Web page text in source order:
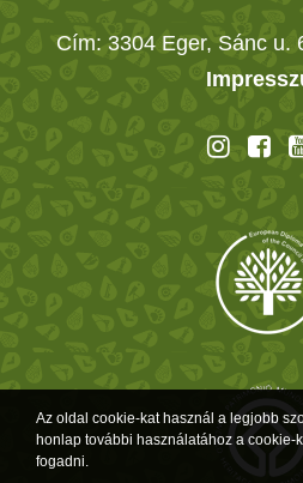
Cím: 3304 Eger, Sánc u.
Az oldal cookie-kat használ a legjobb
honlap további használatához a cookie-
fogadni.